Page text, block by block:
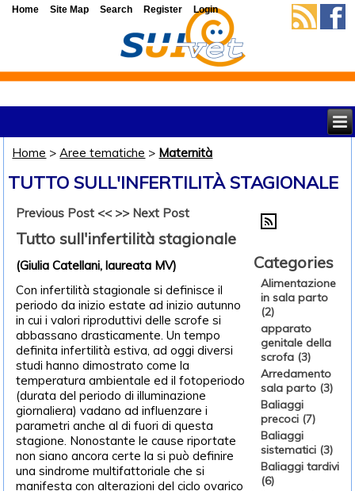
Home >Aree tematiche > Maternità
TUTTO SULL'INFERTILITÀ STAGIONALE
Previous Post << >> Next Post
Tutto sull'infertilità stagionale
(Giulia Catellani, laureata MV)
Con infertilità stagionale si definisce il
periodo da inizio estate ad inizio autunno
in cui i valori riproduttivi delle scrofe si
abbassano drasticamente. Un tempo
definita infertilità estiva, ad oggi diversi
studi hanno dimostrato come la
temperatura ambientale ed il fotoperiodo
(durata del periodo di illuminazione
giornaliera) vadano ad influenzare i
parametri anche al di fuori di questa
stagione. Nonostante le cause riportate
non siano ancora certe la si può definire
una sindrome multifattoriale che si
manifesta con alterazioni del ciclo ovarico
Categories
Alimentazione
in sala parto
(2)
apparato
genitale della
scrofa (3)
Arredamento
sala parto (3)
Baliaggi
precoci (7)
Baliaggi
sistematici (3)
Baliaggi tardivi
(6)
Home Site Map Search Register Login